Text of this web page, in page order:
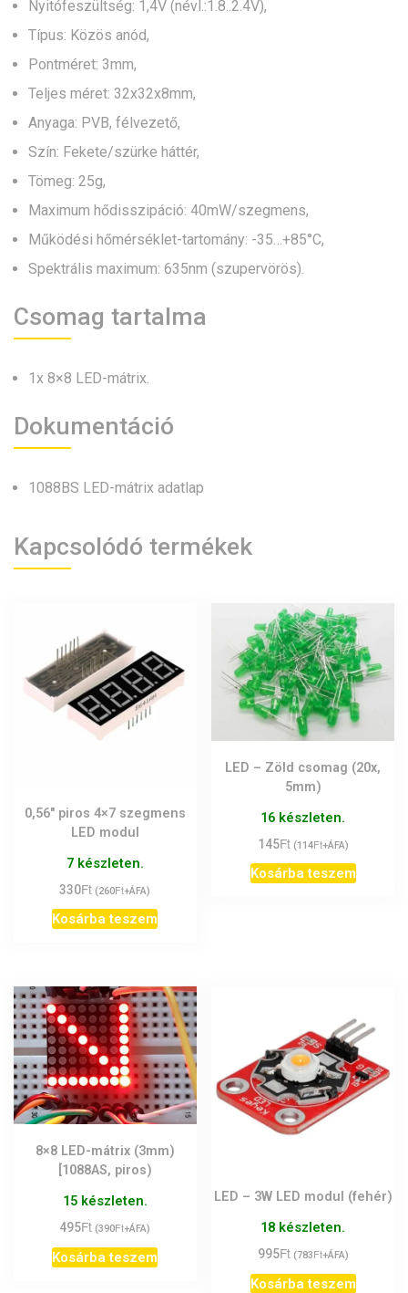
Nyitófeszültség: 1,4V (névl.:1.8..2.4V),
Típus: Közös anód,
Pontméret: 3mm,
Teljes méret: 32x32x8mm,
Anyaga: PVB, félvezető,
Szín: Fekete/szürke háttér,
Tömeg: 25g,
Maximum hődisszipáció: 40mW/szegmens,
Működési hőmérséklet-tartomány: -35…+85°C,
Spektrális maximum: 635nm (szupervörös).
Csomag tartalma
1x 8×8 LED-mátrix.
Dokumentáció
1088BS LED-mátrix adatlap
Kapcsolódó termékek
0,56″ piros 4×7 szegmens
LED modul
7 készleten.
330Ft (260Ft+ÁFA)
Kosárba teszem
LED – Zöld csomag (20x,
5mm)
16 készleten.
145Ft (114Ft+ÁFA)
Kosárba teszem
8×8 LED-mátrix (3mm)
[1088AS, piros)
15 készleten.
495Ft (390Ft+ÁFA)
Kosárba teszem
LED – 3W LED modul (fehér)
18 készleten.
995Ft (783Ft+ÁFA)
Kosárba teszem